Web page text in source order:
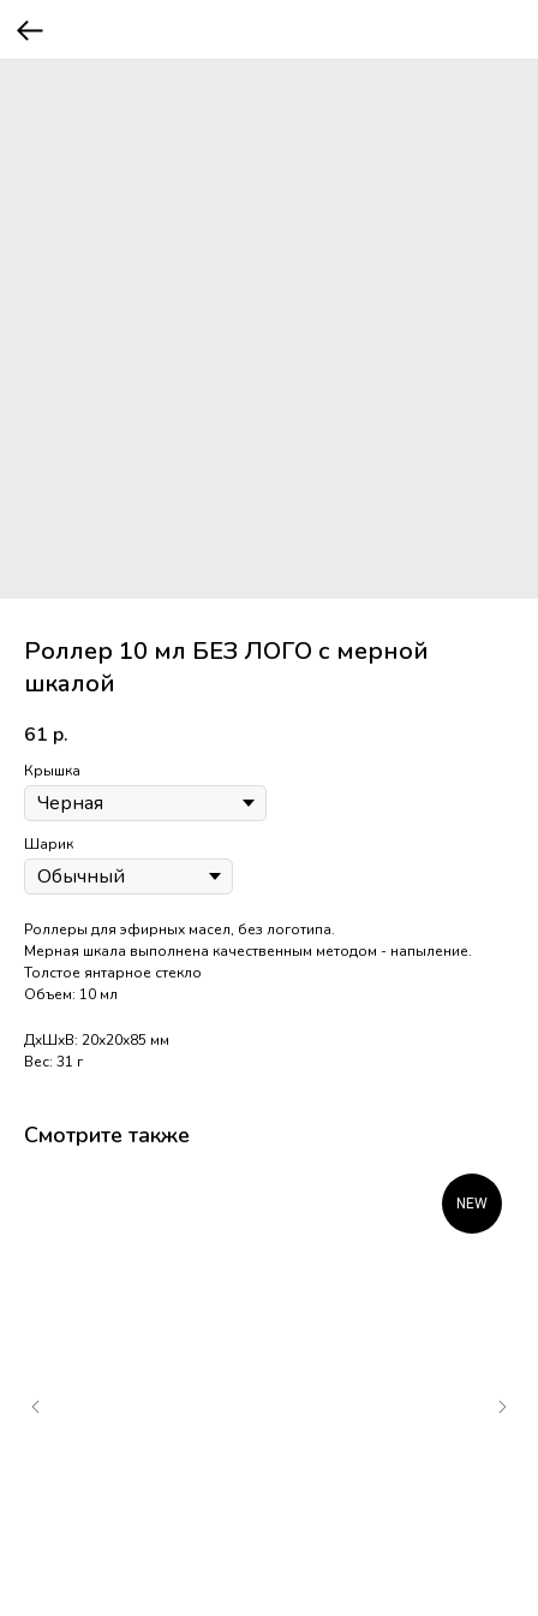
Роллер 10 мл БЕЗ ЛОГО с мерной
шкалой
61 р.
Крышка
Шарик
Роллеры для эфирных масел, без логотипа.
Мерная шкала выполнена качественным методом - напыление.
Толстое янтарное стекло
Объем: 10 мл
ДxШxВ: 20x20x85 мм
Вес: 31 г
Смотрите также
NEW